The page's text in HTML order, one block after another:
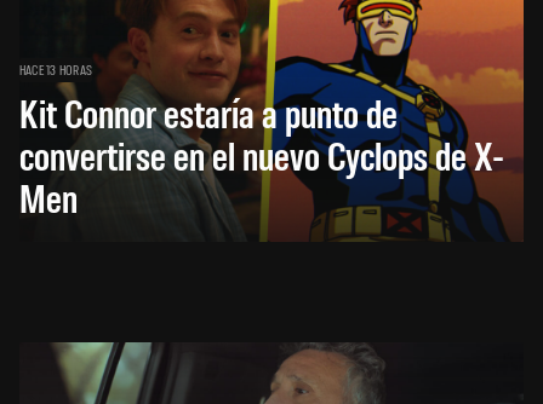
HACE 13 HORAS
Kit Connor estaría a punto de
convertirse en el nuevo Cyclops de X-
Men